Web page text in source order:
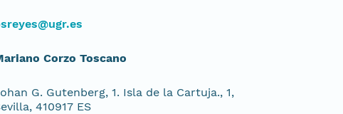
Corzo Toscano
G. Gutenberg, 1. Isla de la Cartuja., 1,
410917 ES